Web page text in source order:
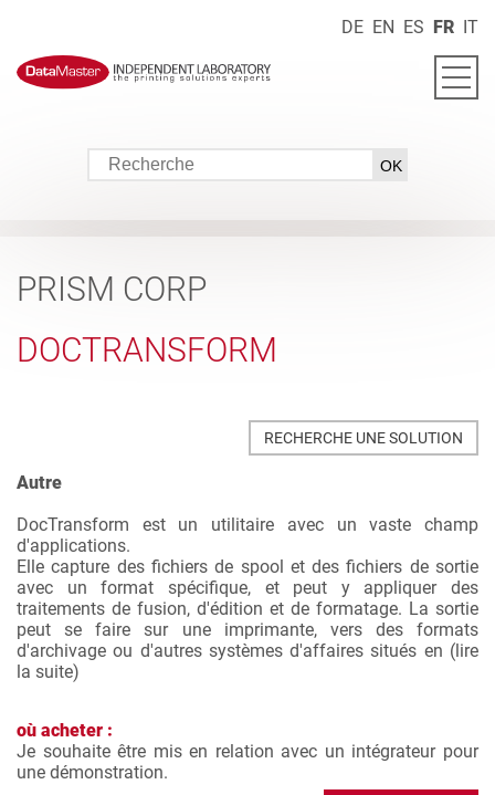
DE EN ES FR IT
PRISM CORP
DOCTRANSFORM
RECHERCHE UNE SOLUTION
Autre
DocTransform est un utilitaire avec un vaste champ
d'applications.
Elle capture des fichiers de spool et des fichiers de sortie
avec un format spécifique, et peut y appliquer des
traitements de fusion, d'édition et de formatage. La sortie
peut se faire sur une imprimante, vers des formats
d'archivage ou d'autres systèmes d'affaires situés en (lire
la suite)
où acheter :
Je souhaite être mis en relation avec un intégrateur pour
une démonstration.